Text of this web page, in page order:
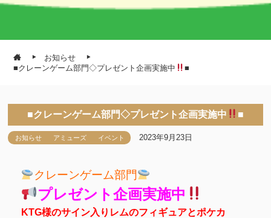
お知らせ
■クレーンゲーム部門◇プレゼント企画実施中
■
■クレーンゲーム部門◇プレゼント企画実施中 ■
お知らせ アミューズ イベント 2023年9月23日
クレーンゲーム部門
プレゼント企画実施中
KTG様のサイン入りレムのフィギュアとポケカ